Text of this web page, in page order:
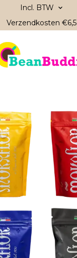
Incl. BTW
Verzendkosten €6,5